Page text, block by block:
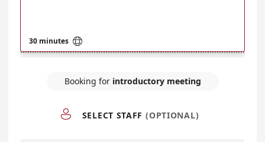
30 minutes 
Booking forintroductory meeting
 SELECT STAFF (OPTIONAL)